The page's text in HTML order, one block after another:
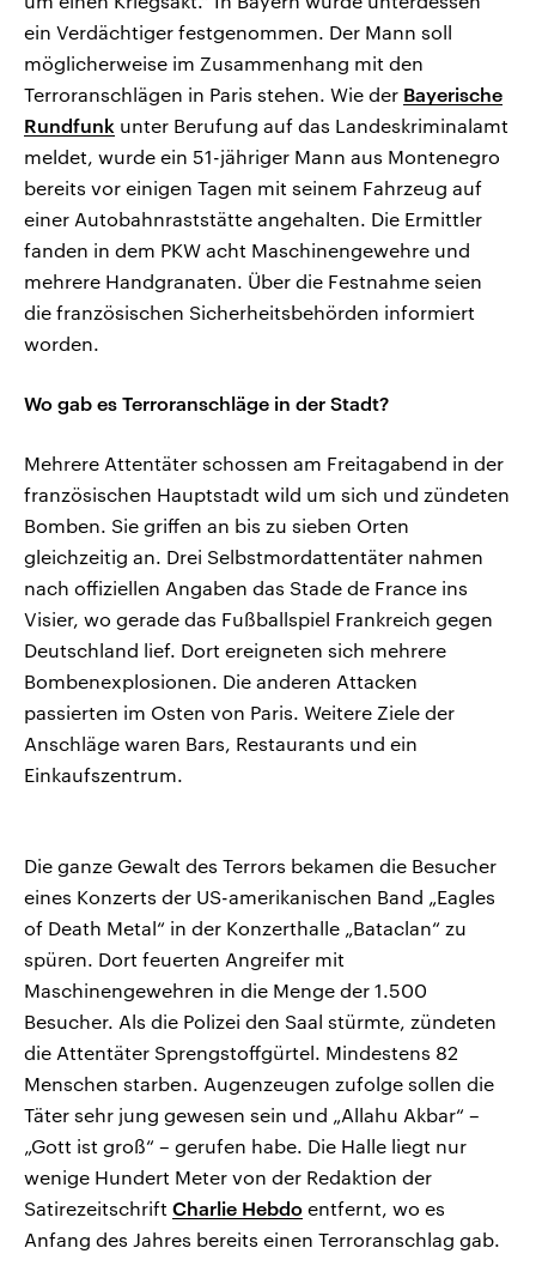
ein Verdächtiger festgenommen. Der Mann soll
möglicherweise im Zusammenhang mit den
Terroranschlägen in Paris stehen. Wie der Bayerische
Rundfunk unter Berufung auf das Landeskriminalamt
meldet, wurde ein 51-jähriger Mann aus Montenegro
bereits vor einigen Tagen mit seinem Fahrzeug auf
einer Autobahnraststätte angehalten. Die Ermittler
fanden in dem PKW acht Maschinengewehre und
mehrere Handgranaten. Über die Festnahme seien
die französischen Sicherheitsbehörden informiert
worden.
Wo gab es Terroranschläge in der Stadt?
Mehrere Attentäter schossen am Freitagabend in der
französischen Hauptstadt wild um sich und zündeten
Bomben. Sie griffen an bis zu sieben Orten
gleichzeitig an. Drei Selbstmordattentäter nahmen
nach offiziellen Angaben das Stade de France ins
Visier, wo gerade das Fußballspiel Frankreich gegen
Deutschland lief. Dort ereigneten sich mehrere
Bombenexplosionen. Die anderen Attacken
passierten im Osten von Paris. Weitere Ziele der
Anschläge waren Bars, Restaurants und ein
Einkaufszentrum.
Die ganze Gewalt des Terrors bekamen die Besucher
eines Konzerts der US-amerikanischen Band „Eagles
of Death Metal“ in der Konzerthalle „Bataclan“ zu
spüren. Dort feuerten Angreifer mit
Maschinengewehren in die Menge der 1.500
Besucher. Als die Polizei den Saal stürmte, zündeten
die Attentäter Sprengstoffgürtel. Mindestens 82
Menschen starben. Augenzeugen zufolge sollen die
Täter sehr jung gewesen sein und „Allahu Akbar“ –
„Gott ist groß“ – gerufen habe. Die Halle liegt nur
wenige Hundert Meter von der Redaktion der
Satirezeitschrift Charlie Hebdo entfernt, wo es
Anfang des Jahres bereits einen Terroranschlag gab.